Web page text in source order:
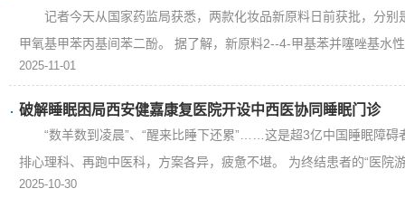
记者今天从国家药监局获悉，两款化妆品新原料日前获批，分
甲氧基甲苯丙基间苯二酚。 据了解，新原料2--4-甲基苯并噻唑基水
2025-11-01
破解睡眠困局西安健嘉康复医院开设中西医协同睡眠门诊
“数羊数到凌晨”、“醒来比睡下还累”……这是超3亿中国睡眠障
排心理科、再跑中医科，方案各异，疲惫不堪。 为终结患者的“医院
2025-10-30